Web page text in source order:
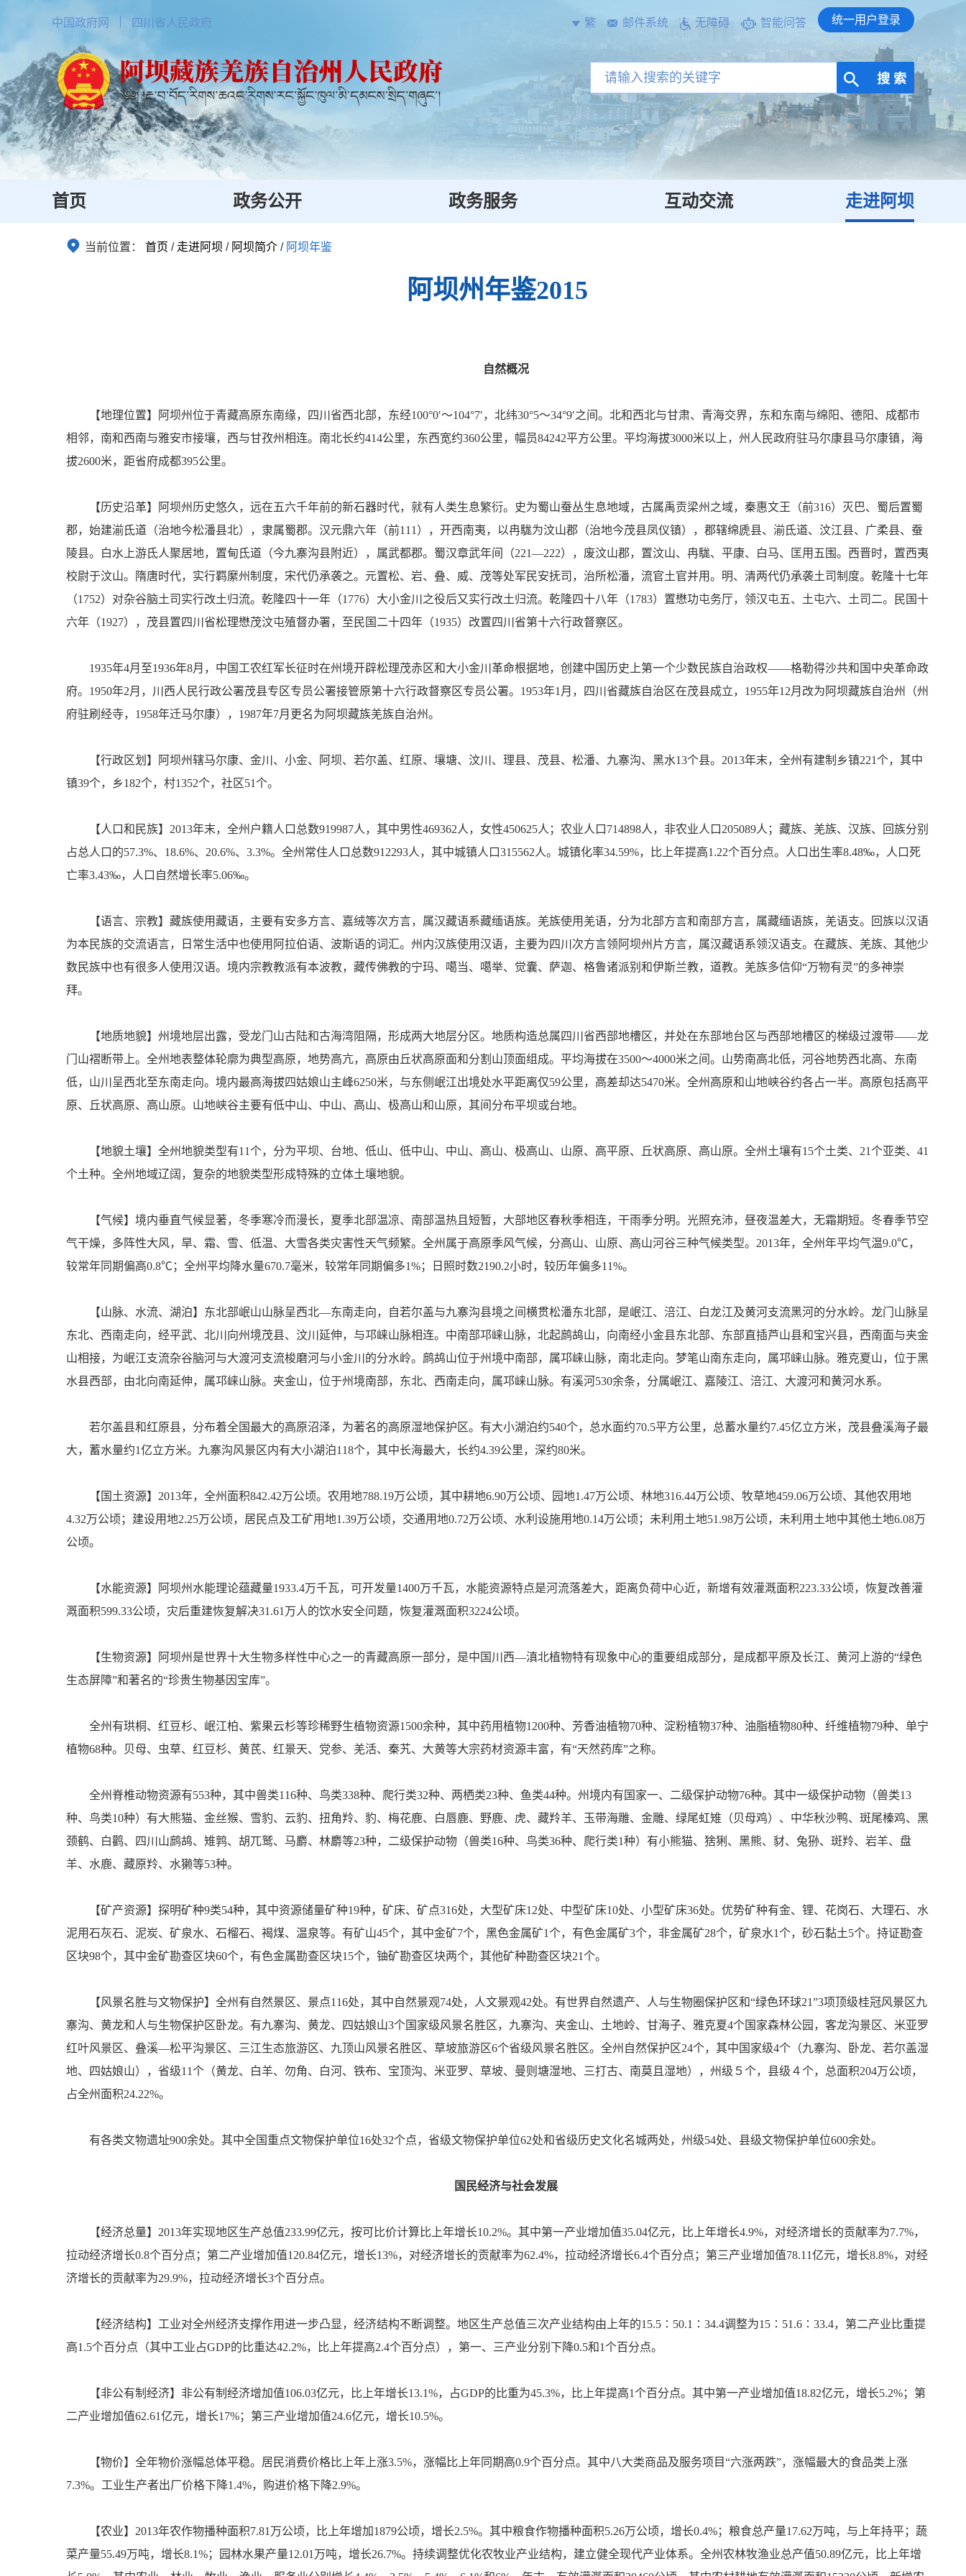
中国政府网 四川省人民政府 繁 邮件系统 无障碍 智能问答 统一用户登录
搜 索
首页 政务公开 政务服务 互动交流 走进阿坝
当前位置： 首页 / 走进阿坝 / 阿坝简介 / 阿坝年鉴
阿坝州年鉴2015
自然概况
【地理位置】阿坝州位于青藏高原东南缘，四川省西北部，东经100°0′～104°7′，北纬30°5～34°9′之间。北和西北与甘肃、青海交界，东和东南与绵阳、德阳、成都市
相邻，南和西南与雅安市接壤，西与甘孜州相连。南北长约414公里，东西宽约360公里，幅员84242平方公里。平均海拔3000米以上，州人民政府驻马尔康县马尔康镇，海
拔2600米，距省府成都395公里。
【历史沿革】阿坝州历史悠久，远在五六千年前的新石器时代，就有人类生息繁衍。史为蜀山蚕丛生息地域，古属禹贡梁州之域，秦惠文王（前316）灭巴、蜀后置蜀
郡，始建湔氐道（治地今松潘县北），隶属蜀郡。汉元鼎六年（前111），开西南夷，以冉駹为汶山郡（治地今茂县凤仪镇），郡辖绵虒县、湔氐道、汶江县、广柔县、蚕
陵县。白水上游氐人聚居地，置甸氐道（今九寨沟县附近），属武都郡。蜀汉章武年间（221—222），废汶山郡，置汶山、冉駹、平康、白马、匡用五围。西晋时，置西夷
校尉于汶山。隋唐时代，实行羁縻州制度，宋代仍承袭之。元置松、岩、叠、威、茂等处军民安抚司，治所松潘，流官土官并用。明、清两代仍承袭土司制度。乾隆十七年
（1752）对杂谷脑土司实行改土归流。乾隆四十一年（1776）大小金川之役后又实行改土归流。乾隆四十八年（1783）置懋功屯务厅，领汉屯五、土屯六、土司二。民国十
六年（1927），茂县置四川省松理懋茂汶屯殖督办署，至民国二十四年（1935）改置四川省第十六行政督察区。
1935年4月至1936年8月，中国工农红军长征时在州境开辟松理茂赤区和大小金川革命根据地，创建中国历史上第一个少数民族自治政权——格勒得沙共和国中央革命政
府。1950年2月，川西人民行政公署茂县专区专员公署接管原第十六行政督察区专员公署。1953年1月，四川省藏族自治区在茂县成立，1955年12月改为阿坝藏族自治州（州
府驻刷经寺，1958年迁马尔康），1987年7月更名为阿坝藏族羌族自治州。
【行政区划】阿坝州辖马尔康、金川、小金、阿坝、若尔盖、红原、壤塘、汶川、理县、茂县、松潘、九寨沟、黑水13个县。2013年末，全州有建制乡镇221个，其中
镇39个，乡182个，村1352个，社区51个。
【人口和民族】2013年末，全州户籍人口总数919987人，其中男性469362人，女性450625人；农业人口714898人，非农业人口205089人；藏族、羌族、汉族、回族分别
占总人口的57.3%、18.6%、20.6%、3.3%。全州常住人口总数912293人，其中城镇人口315562人。城镇化率34.59%，比上年提高1.22个百分点。人口出生率8.48‰，人口死
亡率3.43‰，人口自然增长率5.06‰。
【语言、宗教】藏族使用藏语，主要有安多方言、嘉绒等次方言，属汉藏语系藏缅语族。羌族使用羌语，分为北部方言和南部方言，属藏缅语族，羌语支。回族以汉语
为本民族的交流语言，日常生活中也使用阿拉伯语、波斯语的词汇。州内汉族使用汉语，主要为四川次方言领阿坝州片方言，属汉藏语系领汉语支。在藏族、羌族、其他少
数民族中也有很多人使用汉语。境内宗教教派有本波教，藏传佛教的宁玛、噶当、噶举、觉囊、萨迦、格鲁诸派别和伊斯兰教，道教。羌族多信仰“万物有灵”的多神崇
拜。
【地质地貌】州境地层出露，受龙门山古陆和古海湾阻隔，形成两大地层分区。地质构造总属四川省西部地槽区，并处在东部地台区与西部地槽区的梯级过渡带——龙
门山褶断带上。全州地表整体轮廓为典型高原，地势高亢，高原由丘状高原面和分割山顶面组成。平均海拔在3500～4000米之间。山势南高北低，河谷地势西北高、东南
低，山川呈西北至东南走向。境内最高海拔四姑娘山主峰6250米，与东侧岷江出境处水平距离仅59公里，高差却达5470米。全州高原和山地峡谷约各占一半。高原包括高平
原、丘状高原、高山原。山地峡谷主要有低中山、中山、高山、极高山和山原，其间分布平坝或台地。
【地貌土壤】全州地貌类型有11个，分为平坝、台地、低山、低中山、中山、高山、极高山、山原、高平原、丘状高原、高山原。全州土壤有15个土类、21个亚类、41
个土种。全州地域辽阔，复杂的地貌类型形成特殊的立体土壤地貌。
【气候】境内垂直气候显著，冬季寒冷而漫长，夏季北部温凉、南部温热且短暂，大部地区春秋季相连，干雨季分明。光照充沛，昼夜温差大，无霜期短。冬春季节空
气干燥，多阵性大风，旱、霜、雪、低温、大雪各类灾害性天气频繁。全州属于高原季风气候，分高山、山原、高山河谷三种气候类型。2013年，全州年平均气温9.0℃，
较常年同期偏高0.8℃；全州平均降水量670.7毫米，较常年同期偏多1%；日照时数2190.2小时，较历年偏多11%。
【山脉、水流、湖泊】东北部岷山山脉呈西北—东南走向，自若尔盖与九寨沟县境之间横贯松潘东北部，是岷江、涪江、白龙江及黄河支流黑河的分水岭。龙门山脉呈
东北、西南走向，经平武、北川向州境茂县、汶川延伸，与邛崃山脉相连。中南部邛崃山脉，北起鹧鸪山，向南经小金县东北部、东部直插芦山县和宝兴县，西南面与夹金
山相接，为岷江支流杂谷脑河与大渡河支流梭磨河与小金川的分水岭。鹧鸪山位于州境中南部，属邛崃山脉，南北走向。梦笔山南东走向，属邛崃山脉。雅克夏山，位于黑
水县西部，由北向南延伸，属邛崃山脉。夹金山，位于州境南部，东北、西南走向，属邛崃山脉。有溪河530余条，分属岷江、嘉陵江、涪江、大渡河和黄河水系。
若尔盖县和红原县，分布着全国最大的高原沼泽，为著名的高原湿地保护区。有大小湖泊约540个，总水面约70.5平方公里，总蓄水量约7.45亿立方米，茂县叠溪海子最
大，蓄水量约1亿立方米。九寨沟风景区内有大小湖泊118个，其中长海最大，长约4.39公里，深约80米。
【国土资源】2013年，全州面积842.42万公顷。农用地788.19万公顷，其中耕地6.90万公顷、园地1.47万公顷、林地316.44万公顷、牧草地459.06万公顷、其他农用地
4.32万公顷；建设用地2.25万公顷，居民点及工矿用地1.39万公顷，交通用地0.72万公顷、水利设施用地0.14万公顷；未利用土地51.98万公顷，未利用土地中其他土地6.08万
公顷。
【水能资源】阿坝州水能理论蕴藏量1933.4万千瓦，可开发量1400万千瓦，水能资源特点是河流落差大，距离负荷中心近，新增有效灌溉面积223.33公顷，恢复改善灌
溉面积599.33公顷，灾后重建恢复解决31.61万人的饮水安全问题，恢复灌溉面积3224公顷。
【生物资源】阿坝州是世界十大生物多样性中心之一的青藏高原一部分，是中国川西—滇北植物特有现象中心的重要组成部分，是成都平原及长江、黄河上游的“绿色
生态屏障”和著名的“珍贵生物基因宝库”。
全州有珙桐、红豆杉、岷江柏、紫果云杉等珍稀野生植物资源1500余种，其中药用植物1200种、芳香油植物70种、淀粉植物37种、油脂植物80种、纤维植物79种、单宁
植物68种。贝母、虫草、红豆杉、黄芪、红景天、党参、羌活、秦艽、大黄等大宗药材资源丰富，有“天然药库”之称。
全州脊椎动物资源有553种，其中兽类116种、鸟类338种、爬行类32种、两栖类23种、鱼类44种。州境内有国家一、二级保护动物76种。其中一级保护动物（兽类13
种、鸟类10种）有大熊猫、金丝猴、雪豹、云豹、扭角羚、豹、梅花鹿、白唇鹿、野鹿、虎、藏羚羊、玉带海雕、金雕、绿尾虹雉（贝母鸡）、中华秋沙鸭、斑尾榛鸡、黑
颈鹤、白鹳、四川山鹧鸪、雉鹑、胡兀鹫、马麝、林麝等23种，二级保护动物（兽类16种、鸟类36种、爬行类1种）有小熊猫、猞猁、黑熊、豺、兔狲、斑羚、岩羊、盘
羊、水鹿、藏原羚、水獭等53种。
【矿产资源】探明矿种9类54种，其中资源储量矿种19种，矿床、矿点316处，大型矿床12处、中型矿床10处、小型矿床36处。优势矿种有金、锂、花岗石、大理石、水
泥用石灰石、泥炭、矿泉水、石榴石、褐煤、温泉等。有矿山45个，其中金矿7个，黑色金属矿1个，有色金属矿3个，非金属矿28个，矿泉水1个，砂石黏土5个。持证勘查
区块98个，其中金矿勘查区块60个，有色金属勘查区块15个，铀矿勘查区块两个，其他矿种勘查区块21个。
【风景名胜与文物保护】全州有自然景区、景点116处，其中自然景观74处，人文景观42处。有世界自然遗产、人与生物圈保护区和“绿色环球21”3项顶级桂冠风景区九
寨沟、黄龙和人与生物保护区卧龙。有九寨沟、黄龙、四姑娘山3个国家级风景名胜区，九寨沟、夹金山、土地岭、甘海子、雅克夏4个国家森林公园，客龙沟景区、米亚罗
红叶风景区、叠溪—松平沟景区、三江生态旅游区、九顶山风景名胜区、草坡旅游区6个省级风景名胜区。全州自然保护区24个，其中国家级4个（九寨沟、卧龙、若尔盖湿
地、四姑娘山），省级11个（黄龙、白羊、勿角、白河、铁布、宝顶沟、米亚罗、草坡、曼则塘湿地、三打古、南莫且湿地），州级５个，县级４个，总面积204万公顷，
占全州面积24.22%。
有各类文物遗址900余处。其中全国重点文物保护单位16处32个点，省级文物保护单位62处和省级历史文化名城两处，州级54处、县级文物保护单位600余处。
国民经济与社会发展
【经济总量】2013年实现地区生产总值233.99亿元，按可比价计算比上年增长10.2%。其中第一产业增加值35.04亿元，比上年增长4.9%，对经济增长的贡献率为7.7%，
拉动经济增长0.8个百分点；第二产业增加值120.84亿元，增长13%，对经济增长的贡献率为62.4%，拉动经济增长6.4个百分点；第三产业增加值78.11亿元，增长8.8%，对经
济增长的贡献率为29.9%，拉动经济增长3个百分点。
【经济结构】工业对全州经济支撑作用进一步凸显，经济结构不断调整。地区生产总值三次产业结构由上年的15.5∶50.1∶34.4调整为15∶51.6∶33.4，第二产业比重提
高1.5个百分点（其中工业占GDP的比重达42.2%，比上年提高2.4个百分点），第一、三产业分别下降0.5和1个百分点。
【非公有制经济】非公有制经济增加值106.03亿元，比上年增长13.1%，占GDP的比重为45.3%，比上年提高1个百分点。其中第一产业增加值18.82亿元，增长5.2%；第
二产业增加值62.61亿元，增长17%；第三产业增加值24.6亿元，增长10.5%。
【物价】全年物价涨幅总体平稳。居民消费价格比上年上涨3.5%，涨幅比上年同期高0.9个百分点。其中八大类商品及服务项目“六涨两跌”，涨幅最大的食品类上涨
7.3%。工业生产者出厂价格下降1.4%，购进价格下降2.9%。
【农业】2013年农作物播种面积7.81万公顷，比上年增加1879公顷，增长2.5%。其中粮食作物播种面积5.26万公顷，增长0.4%；粮食总产量17.62万吨，与上年持平；蔬
菜产量55.49万吨，增长8.1%；园林水果产量12.01万吨，增长26.7%。持续调整优化农牧业产业结构，建立健全现代产业体系。全州农林牧渔业总产值50.89亿元，比上年增